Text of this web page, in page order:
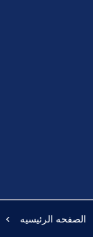
الصفحه الرئيسيه